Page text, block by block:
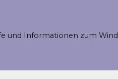
und Informationen zum